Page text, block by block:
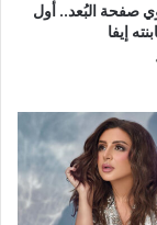
صفحة البُعد.. أول
إيفا